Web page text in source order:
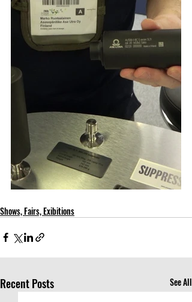
Shows, Fairs, Exibitions
Recent Posts See All